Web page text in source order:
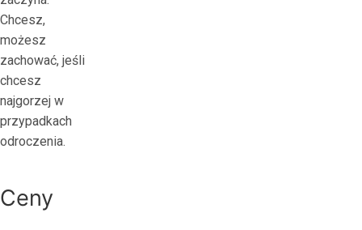
Chcesz,
możesz
zachować, jeśli
chcesz
najgorzej w
przypadkach
odroczenia.
Ceny
и
г
р
а
т
ь
в
о
л
а